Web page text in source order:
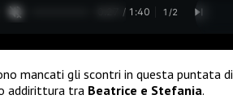
0:28 / 1:40 1 /2
mancati gli scontri in questa puntata di
addirittura tra Beatrice e Stefania.